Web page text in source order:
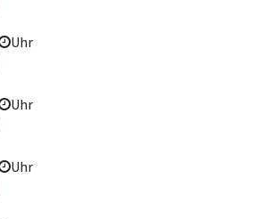
Uhr
Uhr
Uhr